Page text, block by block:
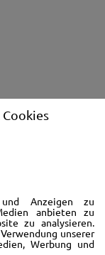
Anzeigen zu
anbieten zu
zu analysieren.
unserer
Werbung und
zu begrüßen. Wir
Ford, Land
Hier in Passau
Ihnen Beratung,
Sie erstmal in Ruhe